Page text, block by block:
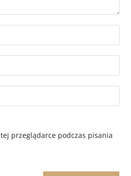
przeglądarce podczas pisania